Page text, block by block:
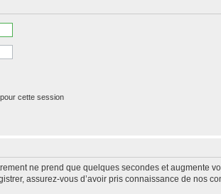
cette session
ne prend que quelques secondes et augmente
assurez-vous d’avoir pris connaissance de nos